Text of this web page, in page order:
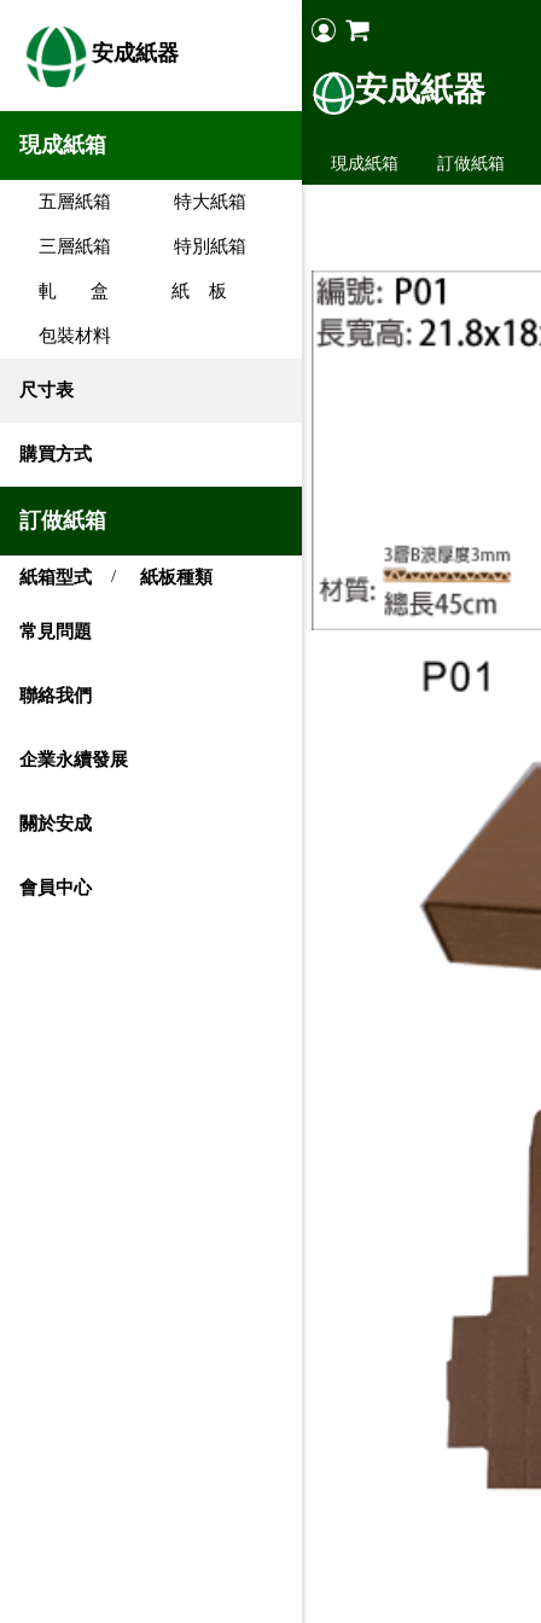
安成紙器
現成紙箱
五層紙箱 特大紙箱
三層紙箱 特別紙箱
軋 盒 紙 板
包裝材料
尺寸表
購買方式
訂做紙箱
紙箱型式 / 紙板種類
常見問題
聯絡我們
企業永續發展
關於安成
會員中心
安成紙器
現成紙箱 訂做紙箱